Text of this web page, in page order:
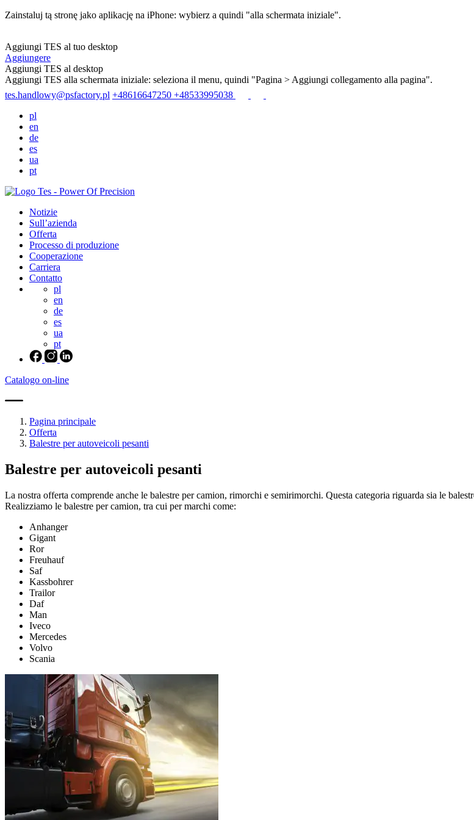
Zainstaluj tą stronę jako aplikację na iPhone: wybierz a quindi "alla schermata iniziale".
Aggiungi TES al tuo desktop
Aggiungere
Aggiungi TES al desktop
Aggiungi TES alla schermata iniziale: seleziona il menu, quindi "Pagina > Aggiungi collegamento alla pagina".
tes.handlowy@psfactory.pl +48616647250 +48533995038
pl
en
de
es
ua
pt
Notizie
Sull’azienda
Offerta
Processo di produzione
Cooperazione
Carriera
Contatto
pl
en
de
es
ua
pt
Catalogo on-line
Pagina principale
Offerta
Balestre per autoveicoli pesanti
Balestre per autoveicoli pesanti
La nostra offerta comprende anche le balestre per camion, rimorchi e semirimorchi. Questa categoria riguarda sia le
Realizziamo le balestre per camion, tra cui per marchi come:
Anhanger
Gigant
Ror
Freuhauf
Saf
Kassbohrer
Trailor
Daf
Man
Iveco
Mercedes
Volvo
Scania